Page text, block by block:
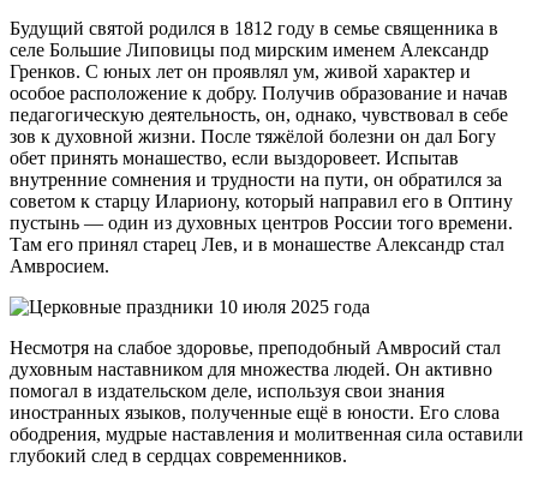
Будущий святой родился в 1812 году в семье священника в
селе Большие Липовицы под мирским именем Александр
Гренков. С юных лет он проявлял ум, живой характер и
особое расположение к добру. Получив образование и начав
педагогическую деятельность, он, однако, чувствовал в себе
зов к духовной жизни. После тяжёлой болезни он дал Богу
обет принять монашество, если выздоровеет. Испытав
внутренние сомнения и трудности на пути, он обратился за
советом к старцу Илариону, который направил его в Оптину
пустынь — один из духовных центров России того времени.
Там его принял старец Лев, и в монашестве Александр стал
Амвросием.
Несмотря на слабое здоровье, преподобный Амвросий стал
духовным наставником для множества людей. Он активно
помогал в издательском деле, используя свои знания
иностранных языков, полученные ещё в юности. Его слова
ободрения, мудрые наставления и молитвенная сила оставили
глубокий след в сердцах современников.